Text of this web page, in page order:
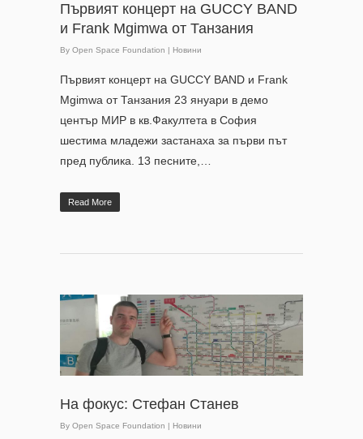
Първият концерт на GUCCY BAND
и Frank Mgimwa от Танзания
By Open Space Foundation | Новини
Първият концерт на GUCCY BAND и Frank
Mgimwa от Танзания 23 януари в демо
център МИР в кв.Факултета в София
шестима младежи застанаха за първи път
пред публика. 13 песните,…
Read More
На фокус: Стефан Станев
By Open Space Foundation Новини